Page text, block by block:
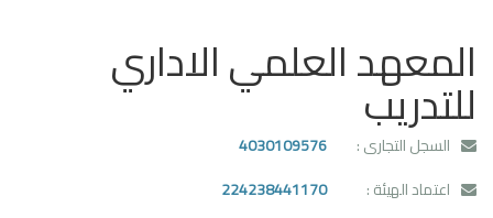
المعهد العلمي الاداري
للتدريب
السجل التجارى :
4030109576
اعتماد الهيئة :
224238441170